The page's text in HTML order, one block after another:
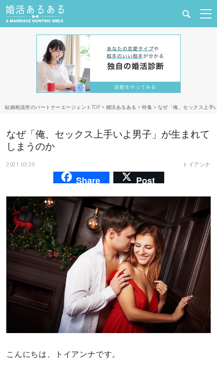
婚活と結婚
恋愛の悩み
合コン・街コン
マッチングアプリ
あるある
その他
ドキドキ
仕事とキャリア
結婚相談所のパートナーエージェントTOP > 婚活あるある > 特集 > なぜ「俺、セックス上手
なぜ「俺、セックス上手いよ男子」が生まれて
しまうのか
2021.03.29 トイアンナ
Share Post
こんにちは、トイアンナです。